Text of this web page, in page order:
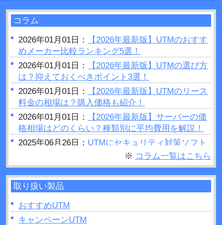
コラム
2026年01月01日：
【2026年最新版】UTMのおすす
めメーカー比較ランキング5選！
2026年01月01日：
【2026年最新版】UTMの選び方
は？抑えておくべきポイント3選！
2026年01月01日：
【2026年最新版】UTMのリース
料金の相場は？購入価格も紹介！
2026年01月01日：
【2026年最新版】サーバーの価
格相場はどのくらい？種類別に平均費用を解説！
2025年06月26日： UTMにセキュリティ対策ソフト
はいらない？結論：必要です
2025年06月25日：セキュリティホールとは？被害
事例や対策方法などについて解説！
2025年06月23日：UTMの設定手順は？変更方法や
費用・メンテナンスについて解説！
2025年06月11日：
※ コラム一覧はこちら
取り扱い製品
おすすめUTM
キャンペーンUTM